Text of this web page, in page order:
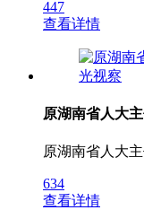
447
查看详情
原湖南省人大
原湖南省人大
634
查看详情